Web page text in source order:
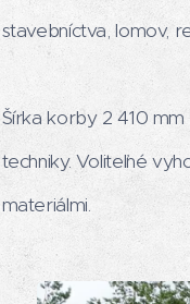
stavebníctva, lomov,
Šírka korby 2 410
techniky. Voliteľné
materiálmi.